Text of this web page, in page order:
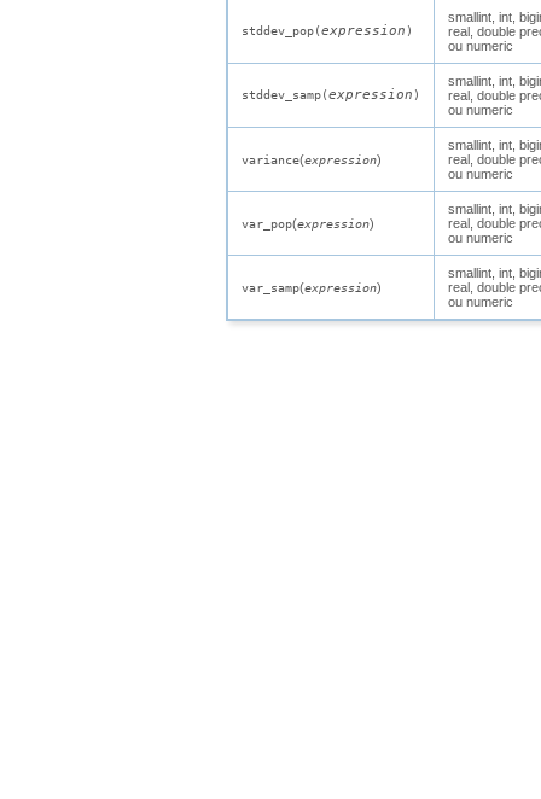
stddev_pop(expression )
smallint, int,
real, double
ou numeric
stddev_samp(expression )
smallint, int,
real, double
ou numeric
variance(expression)
smallint, int,
real, double
ou numeric
var_pop(expression)
smallint, int,
real, double
ou numeric
var_samp(expression)
smallint, int,
real, double
ou numeric